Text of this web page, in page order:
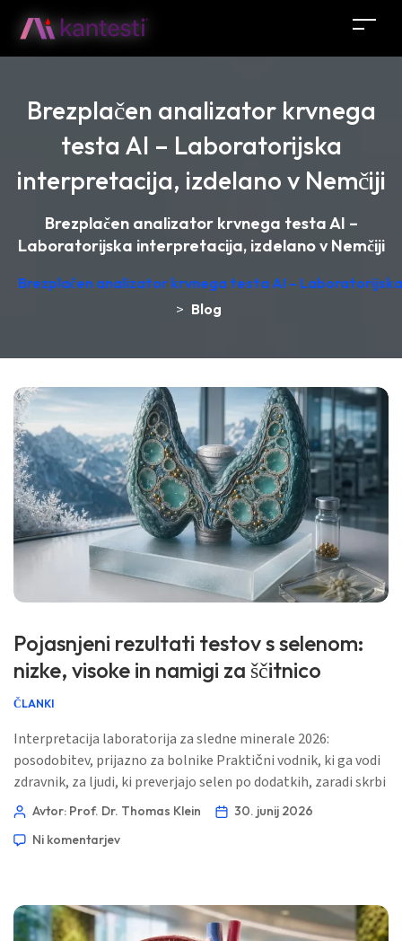
Brezplačen analizator krvnega
testa AI – Laboratorijska
interpretacija, izdelano v Nemčiji
Brezplačen analizator krvnega testa AI –
Laboratorijska interpretacija, izdelano v Nemčiji
Brezplačen analizator krvnega testa AI –
> Blog
Pojasnjeni rezultati testov s selenom:
nizke, visoke in namigi za ščitnico
ČLANKI
Interpretacija laboratorija za sledne minerale 2026:
posodobitev, prijazno za bolnike Praktični vodnik, ki ga vodi
zdravnik, za ljudi, ki preverjajo selen po dodatkih, zaradi skrbi
za ščitnico, nizkega vnosa, bolezni črevesja, nosečnosti ali
Objavljeno: 30. junij 2026 🩺 Medicinsko pregledano: 30. junij
Avtor: Prof. Dr. Thomas Klein
30. junij 2026
Ni komentarjev